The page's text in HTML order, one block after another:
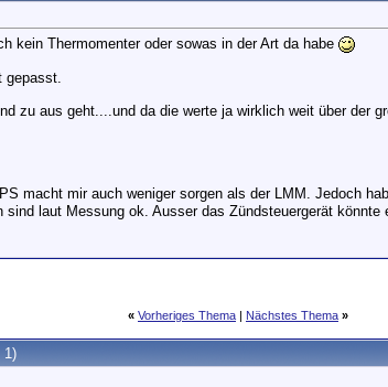
kein Thermomenter oder sowas in der Art da habe
gepasst.
zu aus geht....und da die werte ja wirklich weit über der
macht mir auch weniger sorgen als der LMM. Jedoch
sind laut Messung ok. Ausser das Zündsteuergerät
« Vorheriges Thema | Nächstes Thema »
1)